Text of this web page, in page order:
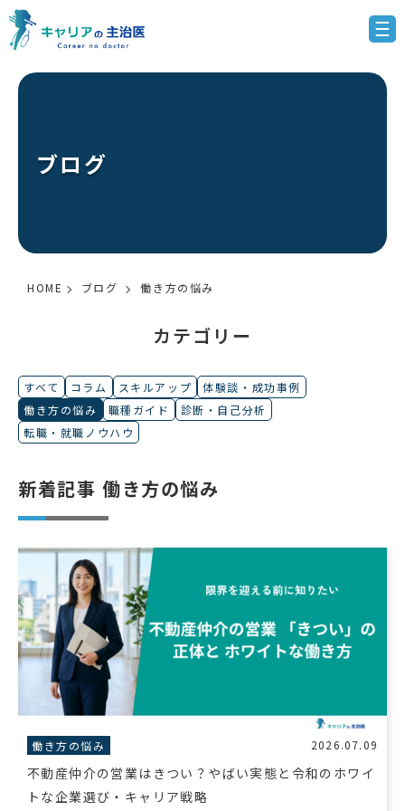
ブログ
HOME ブログ 働き方の悩み
カテゴリー
すべて コラム スキルアップ
体験談・成功事例
働き方の悩み
職種ガイド
診断・自己分析
転職・就職ノウハウ
新着記事 働き方の悩み
働き方の悩み 2026.07.09
不動産仲介の営業はきつい？やばい実態と令和のホワイ
トな企業選び・キャリア戦略